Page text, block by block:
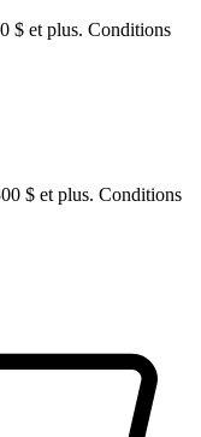
$ et plus. Conditions
$ et plus. Conditions